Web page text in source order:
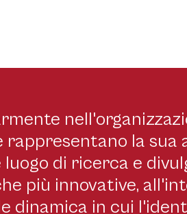
rappresentano la
di ricerca e
più innovative,
dinamica in cui